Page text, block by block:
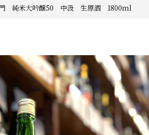
純米大吟醸50 中汲 生原酒 1800ml